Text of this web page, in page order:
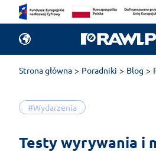
Strona główna Poradniki Blog
#Wydarzenia
Testy wyrywania i